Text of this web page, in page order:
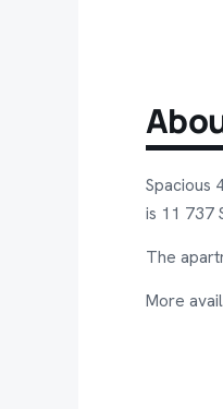
Spacious
is 11 737
The
More